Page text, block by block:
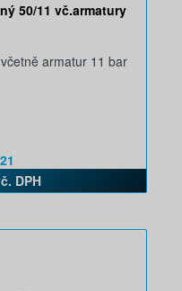
50/11 vč.armatury
armatur 11 bar
DPH